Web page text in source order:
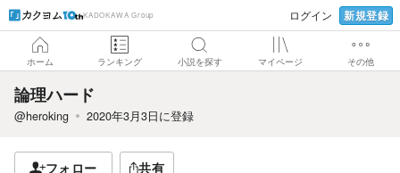
KADOKAWA Group ログイン 新規登録
ホーム ランキング 小説を探す マイページ その他
論理ハード
@heroking 2020年3月3日に登録
フォロー 共有